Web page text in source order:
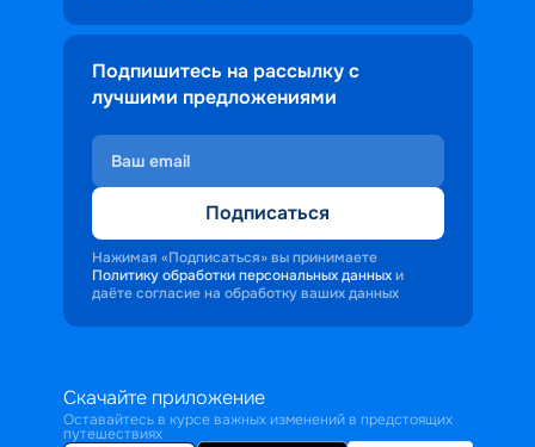
Подпишитесь на рассылку с
лучшими предложениями
Подписаться
Нажимая «Подписаться» вы принимаете
Политику обработки персональных данных и
даёте согласие на обработку ваших данных
Скачайте приложение
Оставайтесь в курсе важных изменений в предстоящих
путешествиях